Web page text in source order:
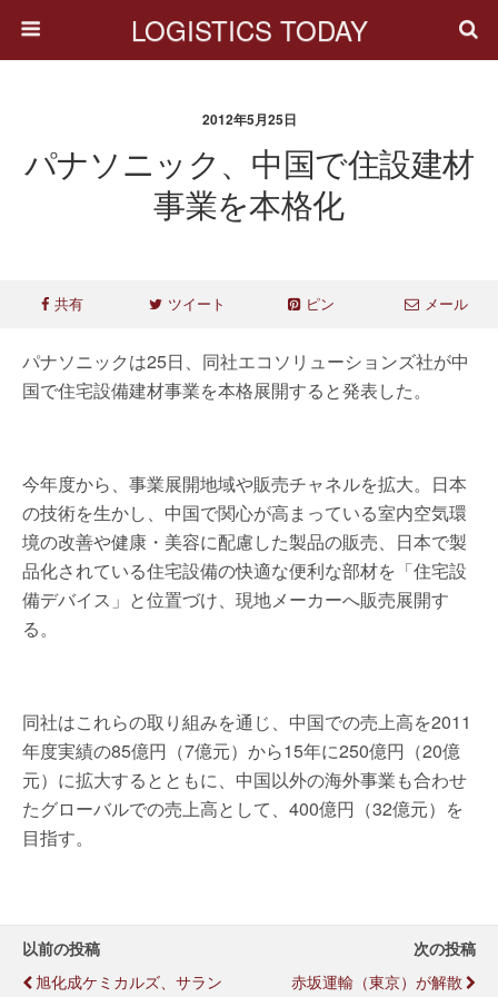
LOGISTICS TODAY
2012年5月25日
パナソニック、中国で住設建材
事業を本格化
共有 ツイート ピン メール
パナソニックは25日、同社エコソリューションズ社が中
国で住宅設備建材事業を本格展開すると発表した。
今年度から、事業展開地域や販売チャネルを拡大。日本
の技術を生かし、中国で関心が高まっている室内空気環
境の改善や健康・美容に配慮した製品の販売、日本で製
品化されている住宅設備の快適な便利な部材を「住宅設
備デバイス」と位置づけ、現地メーカーへ販売展開す
る。
同社はこれらの取り組みを通じ、中国での売上高を2011
年度実績の85億円（7億元）から15年に250億円（20億
元）に拡大するとともに、中国以外の海外事業も合わせ
たグローバルでの売上高として、400億円（32億元）を
目指す。
以前の投稿
旭化成ケミカルズ、サラン
次の投稿
赤坂運輸（東京）が解散